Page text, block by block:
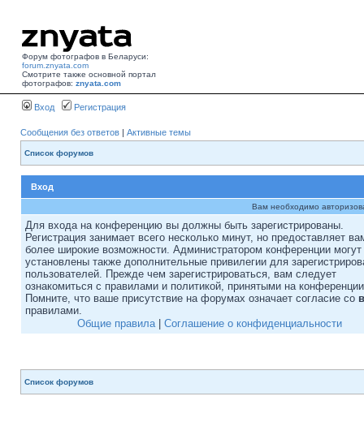
Форум фотографов в Беларуси:
forum.znyata.com
Смотрите также основной портал
фотографов: znyata.com
Вход Регистрация
Сообщения без ответов | Активные темы
Список форумов
Вход
Вам необходимо
Для входа на конференцию вы должны быть зарегистрированы.
Регистрация занимает всего несколько минут, но предоставляет
более широкие возможности. Администратором конференции
установлены также дополнительные привилегии для
пользователей. Прежде чем зарегистрироваться, вам следует
ознакомиться с правилами и политикой, принятыми на
Помните, что ваше присутствие на форумах означает согласие со
правилами.
Общие правила| Соглашение о конфиденциальности
Список форумов